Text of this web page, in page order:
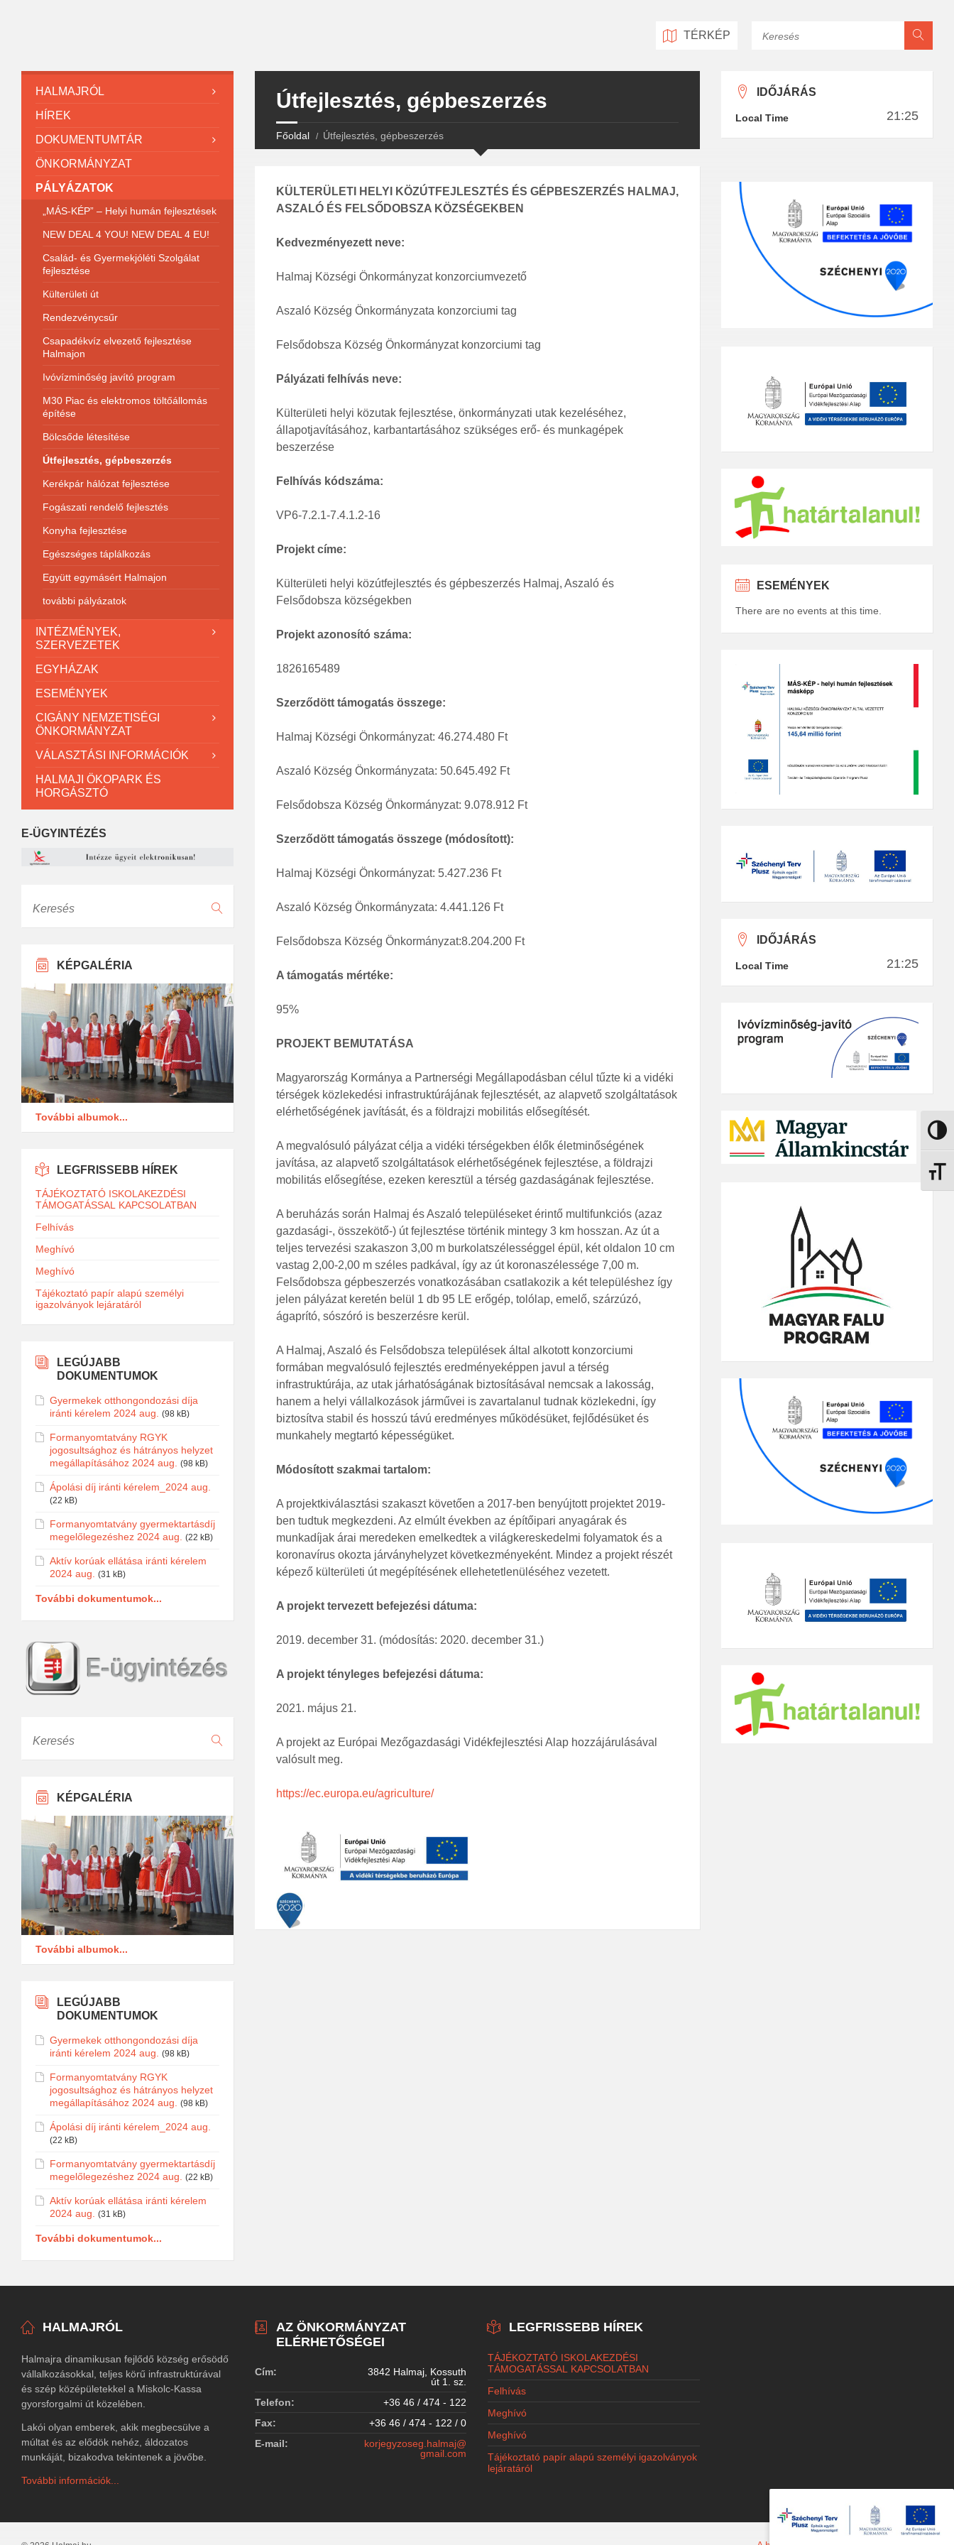
Nagy
TÉRKÉP
Útfejlesztés, gépbeszerzés
Főoldal Útfejlesztés, gépbeszerzés
KÜLTERÜLETI HELYI KÖZÚTFEJLESZTÉS ÉS GÉPBESZERZÉS HALMAJ,
ASZALÓ ÉS FELSŐDOBSZA KÖZSÉGEKBEN
Kedvezményezett neve:
Halmaj Községi Önkormányzat konzorciumvezető
Aszaló Község Önkormányzata konzorciumi tag
Felsődobsza Község Önkormányzat konzorciumi tag
Pályázati felhívás neve:
Külterületi helyi közutak fejlesztése, önkormányzati utak kezeléséhez,
állapotjavításához, karbantartásához szükséges erő- és munkagépek
beszerzése
Felhívás kódszáma:
VP6-7.2.1-7.4.1.2-16
Projekt címe:
Külterületi helyi közútfejlesztés és gépbeszerzés Halmaj, Aszaló és
Felsődobsza községekben
Projekt azonosító száma:
1826165489
Szerződött támogatás összege:
Halmaj Községi Önkormányzat: 46.274.480 Ft
Aszaló Község Önkormányzata: 50.645.492 Ft
Felsődobsza Község Önkormányzat: 9.078.912 Ft
Szerződött támogatás összege (módosított):
Halmaj Községi Önkormányzat: 5.427.236 Ft
Aszaló Község Önkormányzata: 4.441.126 Ft
Felsődobsza Község Önkormányzat:8.204.200 Ft
A támogatás mértéke:
95%
PROJEKT BEMUTATÁSA
Magyarország Kormánya a Partnerségi Megállapodásban célul tűzte ki a vidéki
térségek közlekedési infrastruktúrájának fejlesztését, az alapvető szolgáltatások
elérhetőségének javítását, és a földrajzi mobilitás elősegítését.
A megvalósuló pályázat célja a vidéki térségekben élők életminőségének
javítása, az alapvető szolgáltatások elérhetőségének fejlesztése, a földrajzi
mobilitás elősegítése, ezeken keresztül a térség gazdaságának fejlesztése.
A beruházás során Halmaj és Aszaló településeket érintő multifunkciós (azaz
gazdasági-, összekötő-) út fejlesztése történik mintegy 3 km hosszan. Az út a
teljes tervezési szakaszon 3,00 m burkolatszélességgel épül, két oldalon 10 cm
vastag 2,00-2,00 m széles padkával, így az út koronaszélessége 7,00 m.
Felsődobsza gépbeszerzés vonatkozásában csatlakozik a két településhez így
jelen pályázat keretén belül 1 db 95 LE erőgép, tolólap, emelő, szárzúzó,
ágaprító, sószóró is beszerzésre kerül.
A Halmaj, Aszaló és Felsődobsza települések által alkotott konzorciumi
formában megvalósuló fejlesztés eredményeképpen javul a térség
infrastruktúrája, az utak járhatóságának biztosításával nemcsak a lakosság,
hanem a helyi vállalkozások járművei is zavartalanul tudnak közlekedni, így
biztosítva stabil és hosszú távú eredményes működésüket, fejlődésüket és
munkahely megtartó képességüket.
Módosított szakmai tartalom:
A projektkiválasztási szakaszt követően a 2017-ben benyújtott projektet 2019-
ben tudtuk megkezdeni. Az elmúlt években az építőipari anyagárak és
munkadíjak árai meredeken emelkedtek a világkereskedelmi folyamatok és a
koronavírus okozta járványhelyzet következményeként. Mindez a projekt részét
képező külterületi út megépítésének ellehetetlenüléséhez vezetett.
A projekt tervezett befejezési dátuma:
2019. december 31. (módosítás: 2020. december 31.)
A projekt tényleges befejezési dátuma:
2021. május 21.
A projekt az Európai Mezőgazdasági Vidékfejlesztési Alap hozzájárulásával
valósult meg.
https://ec.europa.eu/agriculture/
HALMAJRÓL
HÍREK
DOKUMENTUMTÁR
ÖNKORMÁNYZAT
PÁLYÁZATOK
„MÁS-KÉP” – Helyi humán fejlesztések
NEW DEAL 4 YOU! NEW DEAL 4 EU!
Család- és Gyermekjóléti Szolgálat
fejlesztése
Külterületi út
Rendezvénycsűr
Csapadékvíz elvezető fejlesztése
Halmajon
Ivóvízminőség javító program
M30 Piac és elektromos töltőállomás
építése
Bölcsőde létesítése
Útfejlesztés, gépbeszerzés
Kerékpár hálózat fejlesztése
Fogászati rendelő fejlesztés
Konyha fejlesztése
Egészséges táplálkozás
Együtt egymásért Halmajon
további pályázatok
INTÉZMÉNYEK,
SZERVEZETEK
EGYHÁZAK
ESEMÉNYEK
CIGÁNY NEMZETISÉGI
ÖNKORMÁNYZAT
VÁLASZTÁSI INFORMÁCIÓK
HALMAJI ÖKOPARK ÉS
HORGÁSZTÓ
E-ÜGYINTÉZÉS
KÉPGALÉRIA
További albumok...
LEGFRISSEBB HÍREK
TÁJÉKOZTATÓ ISKOLAKEZDÉSI
TÁMOGATÁSSAL KAPCSOLATBAN
Felhívás
Meghívó
Meghívó
Tájékoztató papír alapú személyi
igazolványok lejáratáról
LEGÚJABB
DOKUMENTUMOK
Gyermekek otthongondozási díja
iránti kérelem 2024 aug.
(98 kB)
Formanyomtatvány RGYK
jogosultsághoz és hátrányos helyzet
megállapításához 2024 aug.
(98 kB)
Ápolási díj iránti kérelem_2024 aug.
(22 kB)
Formanyomtatvány gyermektartásdíj
megelőlegezéshez 2024 aug.
(22 kB)
Aktív korúak ellátása iránti kérelem
2024 aug.
(31 kB)
További dokumentumok...
KÉPGALÉRIA
További albumok...
LEGÚJABB
DOKUMENTUMOK
Gyermekek otthongondozási díja
iránti kérelem 2024 aug. (98 kB)
Formanyomtatvány RGYK
jogosultsághoz és hátrányos helyzet
megállapításához 2024 aug. (98 kB)
Ápolási díj iránti kérelem_2024 aug.
(22 kB)
Formanyomtatvány gyermektartásdíj
megelőlegezéshez 2024 aug. (22 kB)
Aktív korúak ellátása iránti kérelem
2024 aug. (31 kB)
További dokumentumok...
IDŐJÁRÁS
Local Time 21:25
ESEMÉNYEK
There are no events at this time.
IDŐJÁRÁS
Local Time 21:25
HALMAJRÓL
Halmajra dinamikusan fejlődő község erősödő
vállalkozásokkal, teljes körű infrastruktúrával
és szép középületekkel a Miskolc-Kassa
gyorsforgalmi út közelében.
Lakói olyan emberek, akik megbecsülve a
múltat és az elődök nehéz, áldozatos
munkáját, bizakodva tekintenek a jövőbe.
További információk...
AZ ÖNKORMÁNYZAT
ELÉRHETŐSÉGEI
Cím:
3842 Halmaj, Kossuth
út 1. sz.
Telefon:
+36 46 / 474 - 122
Fax:
+36 46 / 474 - 122 / 0
E-mail:
korjegyzoseg.halmaj@
gmail.com
LEGFRISSEBB HÍREK
TÁJÉKOZTATÓ ISKOLAKEZDÉSI
TÁMOGATÁSSAL KAPCSOLATBAN
Felhívás
Meghívó
Meghívó
Tájékoztató papír alapú személyi igazolványok
lejáratáról